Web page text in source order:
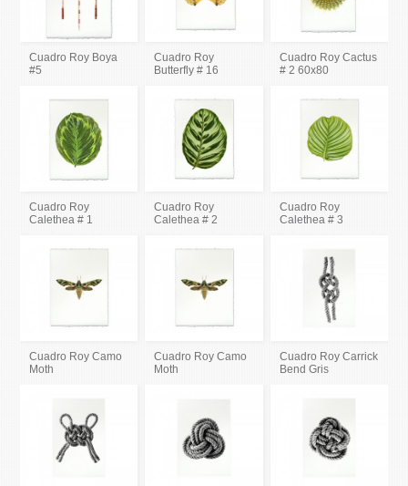
Cuadro Roy Boya
#5
Cuadro Roy
Butterfly # 16
Cuadro Roy Cactus
# 2 60x80
Cuadro Roy
Calethea # 1
Cuadro Roy
Calethea # 2
Cuadro Roy
Calethea # 3
Cuadro Roy Camo
Moth
Cuadro Roy Camo
Moth
Cuadro Roy Carrick
Bend Gris